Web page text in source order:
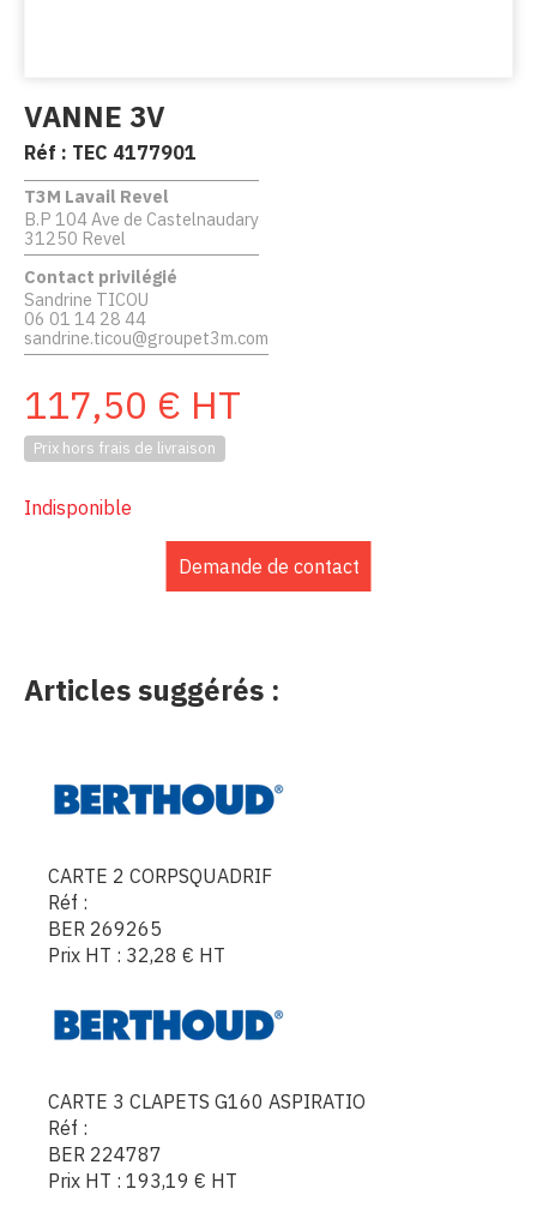
VANNE 3V
Réf : TEC 4177901
T3M Lavail Revel
B.P 104 Ave de Castelnaudary
31250 Revel
Contact privilégié
Sandrine TICOU
06 01 14 28 44
sandrine.ticou@groupet3m.com
117,50 € HT
Prix hors frais de livraison
Indisponible
Demande de contact
Articles suggérés :
CARTE 2 CORPSQUADRIF
Réf :
BER 269265
Prix HT : 32,28 € HT
CARTE 3 CLAPETS G160 ASPIRATIO
Réf :
BER 224787
Prix HT : 193,19 € HT